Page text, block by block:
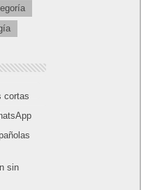
cortas
sin